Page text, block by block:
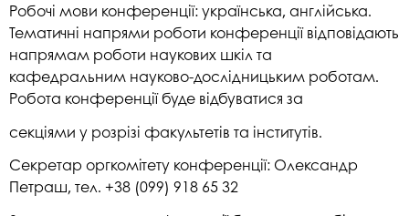
Робочі мови конференції: українська, англійська.
Тематичні напрями роботи конференції відповідають
напрямам роботи наукових шкіл та
кафедральним науково-дослідницьким роботам.
Робота конференції буде відбуватися за
секціями у розрізі факультетів та інститутів.
Секретар оргкомітету конференції: Олександр
Петраш, тел. +38 (099) 918 65 32